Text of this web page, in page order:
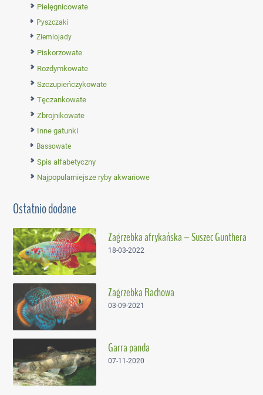
Pielęgnicowate
Pyszczaki
Ziemiojady
Piskorzowate
Rozdymkowate
Szczupieńczykowate
Tęczankowate
Zbrojnikowate
Inne gatunki
Bassowate
Spis alfabetyczny
Najpopularniejsze ryby akwariowe
Ostatnio dodane
Zagrzebka afrykańska – Suszec Gunthera
18-03-2022
Zagrzebka Rachowa
03-09-2021
Garra panda
07-11-2020